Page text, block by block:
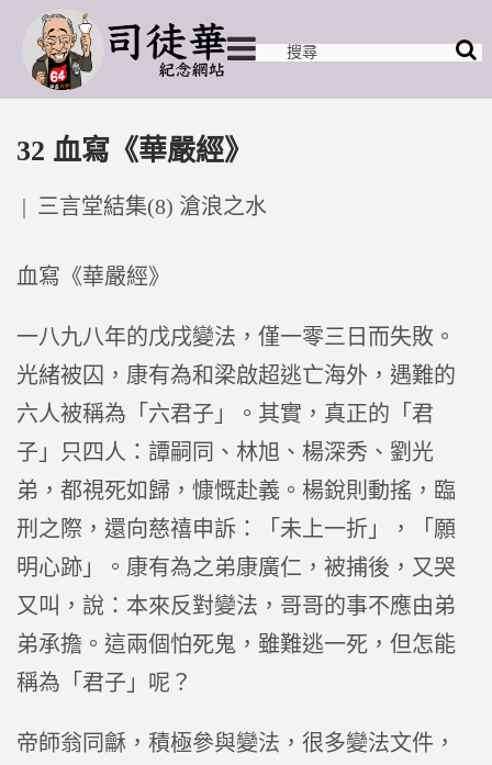
32 血寫《華嚴經》
Posted
三言堂結集(8) 滄浪之水
血寫《華嚴經》
一八九八年的戊戌變法，僅一零三日而失敗。
光緒被囚，康有為和梁啟超逃亡海外，遇難的
六人被稱為「六君子」。其實，真正的「君
子」只四人：譚嗣同、林旭、楊深秀、劉光
弟，都視死如歸，慷慨赴義。楊銳則動搖，臨
刑之際，還向慈禧申訴：「未上一折」，「願
明心跡」。康有為之弟康廣仁，被捕後，又哭
又叫，說：本來反對變法，哥哥的事不應由弟
弟承擔。這兩個怕死鬼，雖難逃一死，但怎能
稱為「君子」呢？
帝師翁同龢，積極參與變法，很多變法文件，